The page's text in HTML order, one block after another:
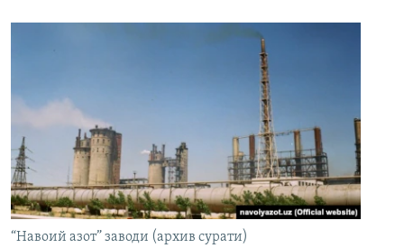
“Навоий азот” заводи (архив сурати)